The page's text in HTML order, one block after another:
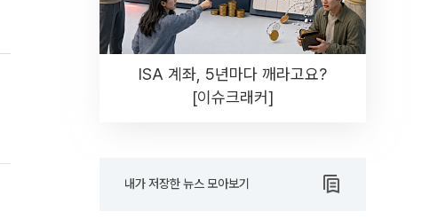
ISA 계좌, 5년마다 깨라고요?
[이슈크래커]
내가 저장한 뉴스 모아보기